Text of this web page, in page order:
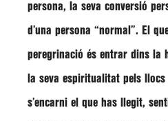
persona, la seva conversió
d’una persona “normal”. El
peregrinació és entrar dins la
la seva espiritualitat pels
s’encarni el que has llegit,